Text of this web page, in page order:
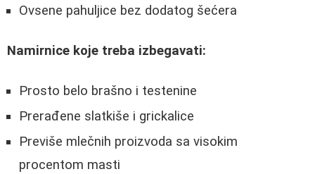
Ovsene pahuljice bez dodatog šećera
Namirnice koje treba izbegavati:
Prosto belo brašno i testenine
Prerađene slatkiše i grickalice
Previše mlečnih proizvoda sa visokim
procentom masti